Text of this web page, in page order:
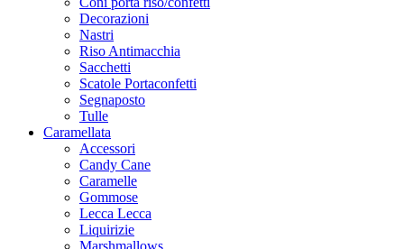
Decorazioni
Nastri
Riso Antimacchia
Sacchetti
Scatole Portaconfetti
Segnaposto
Tulle
Caramellata
Accessori
Candy Cane
Caramelle
Gommose
Lecca Lecca
Liquirizie
Marshmallows